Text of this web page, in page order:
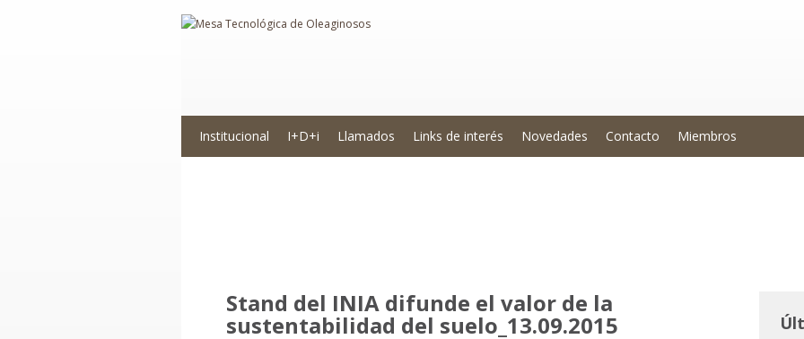
Institucional I+D+i Llamados Links de interés Novedades Contacto Miembros
Stand del INIA difunde el valor de la
sustentabilidad del suelo_13.09.2015